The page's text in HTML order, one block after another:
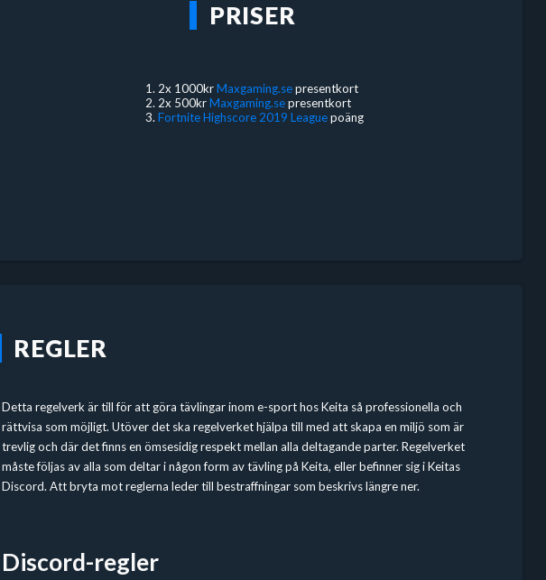
PRISER
2x 1000krMaxgaming.sepresentkort
2x 500krMaxgaming.sepresentkort
Fortnite Highscore 2019 Leaguepoäng
REGLER
Detta regelverk är till för att göra tävlingar inom e-sport hos Keita så professionella och
rättvisa som möjligt. Utöver det ska regelverket hjälpa till med att skapa en miljö som är
trevlig och där det finns en ömsesidig respekt mellan alla deltagande parter. Regelverket
måste följas av alla som deltar i någon form av tävling på Keita, eller befinner sig i Keitas
Discord. Att bryta mot reglerna leder till bestraffningar som beskrivs längre ner.
Discord-regler